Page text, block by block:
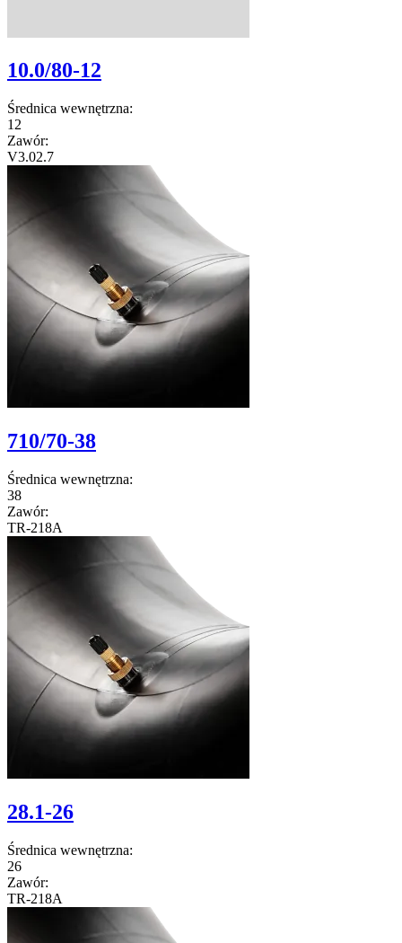
10.0/80-12
Średnica wewnętrzna:
12
Zawór:
V3.02.7
710/70-38
Średnica wewnętrzna:
38
Zawór:
TR-218A
28.1-26
Średnica wewnętrzna:
26
Zawór:
TR-218A